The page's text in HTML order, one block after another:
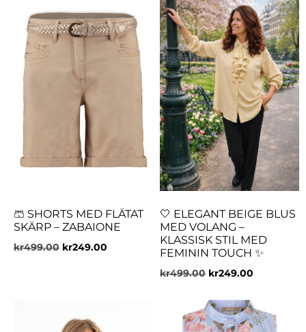
🩳 SHORTS MED FLÄTAT
SKÄRP – ZABAIONE
kr499.00 kr249.00
🤍 ELEGANT BEIGE BLUS
MED VOLANG –
KLASSISK STIL MED
FEMININ TOUCH ✨
kr499.00 kr249.00